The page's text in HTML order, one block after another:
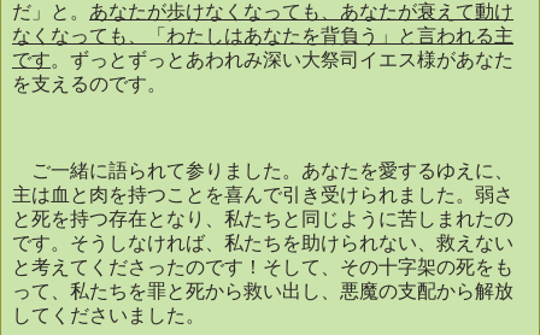
だ」と。 あなたが歩けなくなっても、あなたが衰えて動け
なくなっても、「わたしはあなたを背負う」と言われる主
です。ずっとずっとあわれみ深い大祭司イエス様があなた
を支えるのです。
ご一緒に語られて参りました。あなたを愛するゆえに、
主は血と肉を持つことを喜んで引き受けられました。弱さ
と死を持つ存在となり、私たちと同じように苦しまれたの
です。そうしなければ、私たちを助けられない、救えない
と考えてくださったのです！そして、その十字架の死をも
って、私たちを罪と死から救い出し、悪魔の支配から解放
してくださいました。